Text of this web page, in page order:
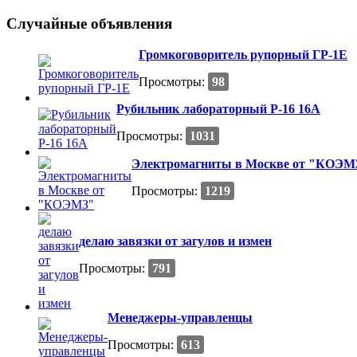
Случайные объявления
Громкоговоритель рупорный ГР-1Е
Просмотры: 98
Рубильник лабораторный Р-16 16А
Просмотры:
1031
Электромагниты в Москве от
Просмотры:
1219
делаю завязки от загулов и измен
Просмотры:
791
Менеджеры-управленцы
Просмотры: 613